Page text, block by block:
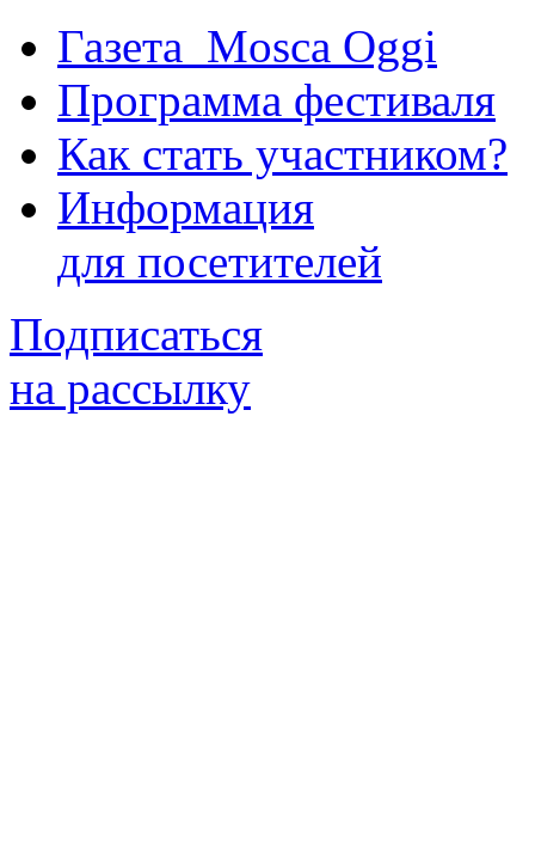
Газета Mosca Oggi
Программа фестиваля
Как стать участником?
Информация
для посетителей
Подписаться
на рассылку